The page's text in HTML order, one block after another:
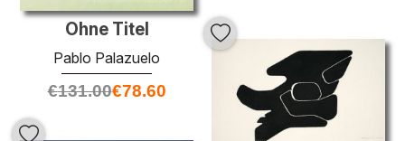
Ohne Titel
Pablo Palazuelo
€131.00€78.60